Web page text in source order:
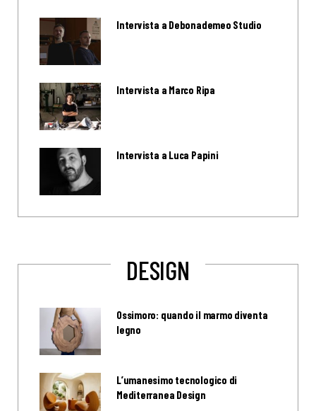
Intervista a Debonademeo Studio
Intervista a Marco Ripa
Intervista a Luca Papini
DESIGN
Ossimoro: quando il marmo diventa
legno
L’umanesimo tecnologico di
Mediterranea Design